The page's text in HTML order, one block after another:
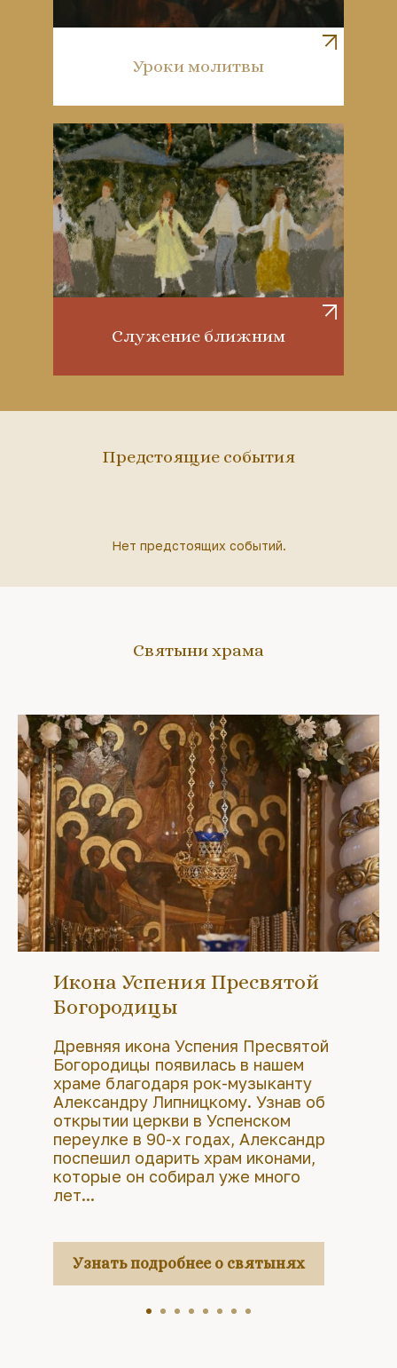
Служение ближним
Уроки молитвы
Предстоящие события
Нет предстоящих событий.
Святыни храма
Икона Успения Пресвятой
Богородицы
Древняя икона Успения Пресвятой
Богородицы появилась в нашем
храме благодаря рок-музыканту
Александру Липницкому. Узнав об
открытии церкви в Успенском
переулке в 90-х годах, Александр
поспешил одарить храм иконами,
которые он собирал уже много
лет...
Узнать подробнее о святынях